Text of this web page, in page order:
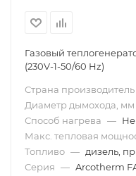
Газовый
(230V-1-50/60 Hz)
Страна производитель
Диаметр дымохода, мм
Способ нагрева —
Макс. тепловая
Топливо — дизель,
Серия — Arcotherm